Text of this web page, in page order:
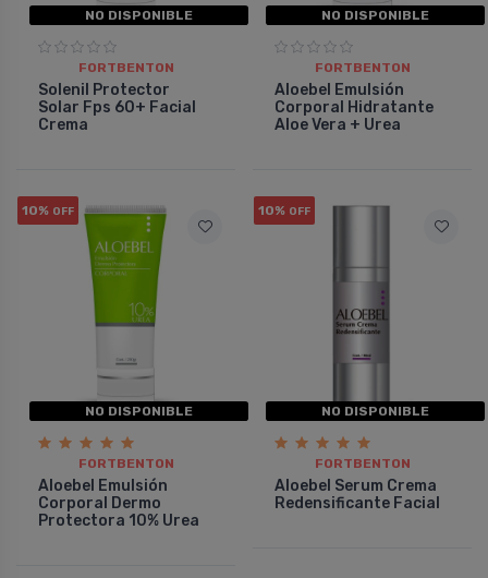
NO DISPONIBLE
FORTBENTON
Solenil Protector
Solar Fps 60+ Facial
Crema
NO DISPONIBLE
FORTBENTON
Aloebel Emulsión
Corporal Hidratante
Aloe Vera + Urea
10% OFF
NO DISPONIBLE
FORTBENTON
Aloebel Emulsión
Corporal Dermo
Protectora 10% Urea
10% OFF
NO DISPONIBLE
FORTBENTON
Aloebel Serum Crema
Redensificante Facial